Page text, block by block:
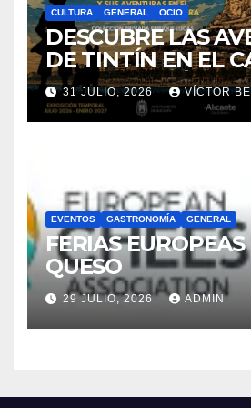
CULTURA GENERAL OCIO
DESCUBRE LAS
DE TINTÍN EN EL
DE SANTA
ALICANTE
31 JULIO, 2026 VÍCTOR
EVENTOS GASTRONOMÍA GENERAL
FERIAS
QUESO
29 JULIO, 2026 ADMIN